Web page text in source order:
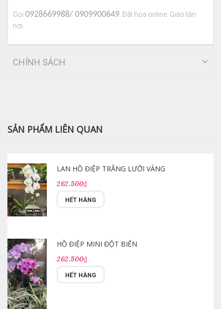
Gọi 0928669988/ 0909900649 . Đặt hoa online. Giao tận
nơi.
CHÍNH SÁCH
SẢN PHẨM LIÊN QUAN
LAN HỒ ĐIỆP TRẮNG LƯỠI VÀNG
262.500₫
HẾT HÀNG
HỒ ĐIỆP MINI ĐỘT BIẾN
262.500₫
HẾT HÀNG